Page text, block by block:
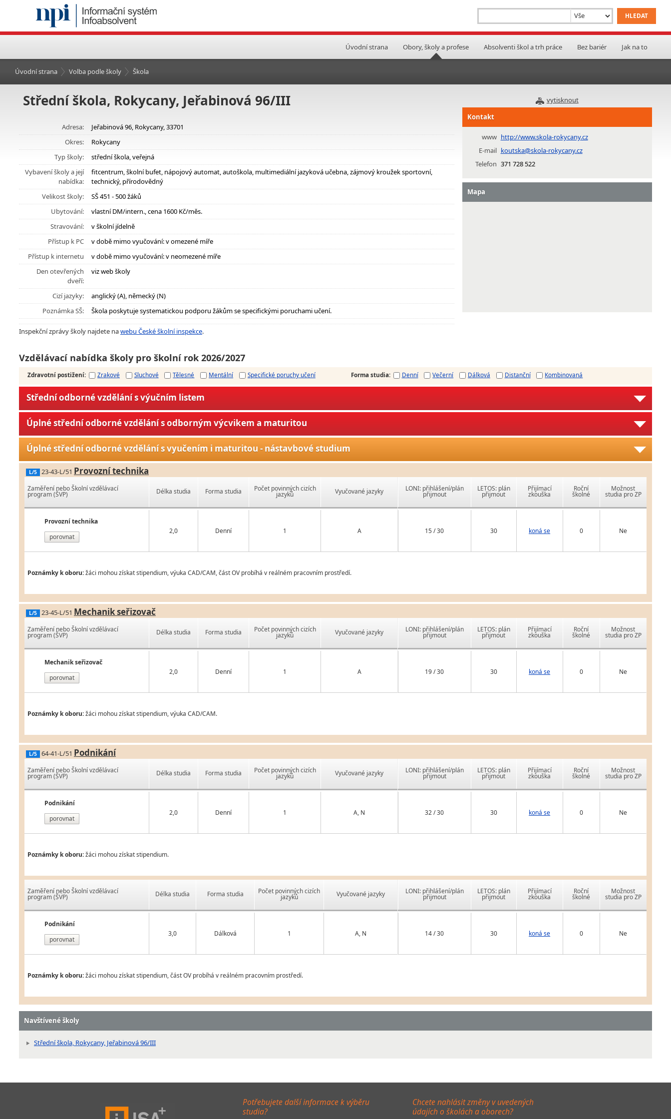
Úvodní strana Obory, školy a profese Absolventi škol a trh práce Bez bariér Jak na to
Úvodní strana Volba podle školy Škola
vytisknout
Střední škola, Rokycany, Jeřabinová 96/III
Adresa:
Jeřabinová 96, Rokycany, 33701
Okres:
Rokycany
Typ školy:
střední škola, veřejná
Vybavení školy a její
nabídka:
fitcentrum, školní bufet, nápojový automat, autoškola, multimediální jazyková učebna, zájmový kroužek sportovní,
technický, přírodovědný
Velikost školy:
SŠ 451 - 500 žáků
Ubytování:
vlastní DM/intern., cena 1600 Kč/měs.
Stravování:
v školní jídelně
Přístup k PC
v době mimo vyučování: v omezené míře
Přístup k internetu
v době mimo vyučování: v neomezené míře
Den otevřených
dveří:
viz web školy
Cizí jazyky:
anglický (A), německý (N)
Poznámka SŠ:
Škola poskytuje systematickou podporu žákům se specifickými poruchami učení.
Inspekční zprávy školy najdete nawebu České školní inspekce.
Kontakt
www http://www.skola-rokycany.cz
E-mail koutska@skola-rokycany.cz
Telefon 371 728 522
Mapa
Vzdělávací nabídka školy pro školní rok 2026/2027
Zdravotní postižení: Zrakové Sluchové Tělesné Mentální Specifické poruchy učení Forma studia: Denní Večerní Dálková Distanční Kombinovaná
Střední odborné vzdělání s výučním listem
Úplné střední odborné vzdělání s odborným výcvikem a maturitou
Úplné střední odborné vzdělání s vyučením i maturitou - nástavbové studium
L/5 23-43-L/51 Provozní technika
Zaměření nebo Školní vzdělávací
program (ŠVP)
Provozní technika
porovnat
Délka studia Forma studia Počet povinných cizích
jazyků Vyučované jazyky
2,0 Denní 1 A
LONI: přihlášení/plán
přijmout
LETOS: plán
přijmout
Přijímací
zkouška
Roční
školné
Možnost
studia pro ZP
15 / 30 30 koná se 0 Ne
Poznámky k oboru:žáci mohou získat stipendium, výuka CAD/CAM, část OV probíhá v reálném pracovním prostředí.
L/5 23-45-L/51 Mechanik seřizovač
Zaměření nebo Školní vzdělávací
program (ŠVP)
Mechanik seřizovač
porovnat
Délka studia Forma studia Počet povinných cizích
jazyků Vyučované jazyky
2,0 Denní 1 A
LONI: přihlášení/plán
přijmout
LETOS: plán
přijmout
Přijímací
zkouška
Roční
školné
Možnost
studia pro ZP
19 / 30 30 koná se 0 Ne
Poznámky k oboru:žáci mohou získat stipendium, výuka CAD/CAM.
L/5 64-41-L/51 Podnikání
Zaměření nebo Školní vzdělávací
program (ŠVP)
Podnikání
porovnat
Délka studia Forma studia Počet povinných cizích
jazyků Vyučované jazyky
2,0 Denní 1 A, N
LONI: přihlášení/plán
přijmout
LETOS: plán
přijmout
Přijímací
zkouška
Roční
školné
Možnost
studia pro ZP
32 / 30 30 koná se 0 Ne
Poznámky k oboru:žáci mohou získat stipendium.
Zaměření nebo Školní vzdělávací
program (ŠVP)
Podnikání
porovnat
Délka studia Forma studia Počet povinných cizích
jazyků Vyučované jazyky
3,0 Dálková 1 A, N
LONI: přihlášení/plán
přijmout
LETOS: plán
přijmout
Přijímací
zkouška
Roční
školné
Možnost
studia pro ZP
14 / 30 30 koná se 0 Ne
Poznámky k oboru:žáci mohou získat stipendium, část OV probíhá v reálném pracovním prostředí.
Navštívené školy
Střední škola, Rokycany, Jeřabinová 96/III
Potřebujete další informace k výběru
studia?
Chcete nahlásit změny v uvedených
údajích o školách a oborech?